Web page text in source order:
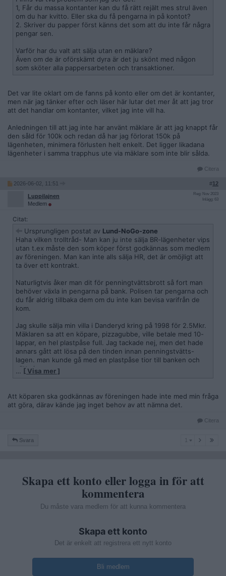
1, Får du massa kontanter kan du få rätt rejält mes strul även
om du har kvitto. Eller ska du få pengarna in på kontot?
2. Skriver du papper först känns det som att du inte får några
pengar sen.
Varför har du valt att sälja utan en mäklare?
Även om de är oförskämt dyra är det ju skönt med någon
som sköter alla pappersarbeten och transaktioner.
Det var lite oklart om de fanns på konto eller om det är kontanter,
men när jag tänker efter och läser här lutar det mer åt att jag tror
att det handlar om kontanter, vilket jag inte vill ha.
Anledningen till att jag inte har använt mäklare är att jag knappt får
den såld för 100k och redan då har jag förlorat 150k på
lägenheten, minimera förlusten helt enkelt. Det ligger likadana
lägenheter i samma trapphus ute via mäklare som inte blir sålda.
Citera
2026-06-02, 11:51 #12
Luppilajnen
Medlem
Reg: Nov 2023
Inlägg: 63
Citat:
Ursprungligen postat av Lund-NoGo-zone
Haha vilken trolltråd- Man kan ju inte sälja BR-lägenheter vips
utan t.ex måste den som köper först godkännas som medlem
av föreningen. Man kan inte alls sälja HR, det är omöjligt att
ta över ett kontrakt.
Naturligtvis åker man dit för penningtvättsbrott så fort man
behöver växla in pengarna på bank. Polisen tar pengarna och
du får aldrig tillbaka dem om du inte kan bevisa varifrån de
kom.
Jag skulle sälja min villa i Danderyd kring på 1998 för 2.5Mkr.
Mäklaren sa att en köpare, pizzagubbe, ville betale med 10-
lappar, en hel plastpåse full. Jag tackade nej, men det hade
annars gått att lösa på den tinden innan penningstvätts-
lagen. man kunde gå med en plastpåse tior till banken och
sätta in.
det ett helsike att sätta in de pengarna och jag tvingades gå
till forex och betala en avgift.
… [ Visa mer ]
Att köparen ska godkännas av föreningen hade inte med min fråga
att göra, därav kände jag inget behov av att nämna det.
Citera
Svara
Skapa ett konto eller logga in för att
kommentera
Du måste vara medlem för att kunna kommentera
Skapa ett konto
Det är enkelt att registrera ett nytt konto
Bli medlem